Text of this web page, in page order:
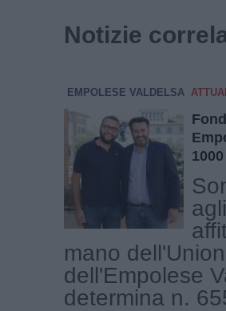
Notizie
EMPOLESE VALDELSA
mano
dell'Empolese
determina n.